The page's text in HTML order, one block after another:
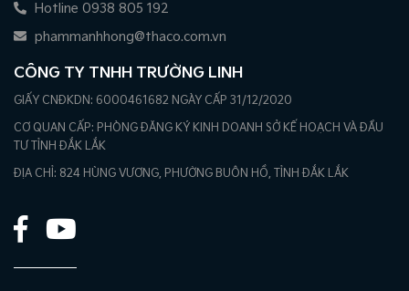
Hotline 0938 805 192
phammanhhong@thaco.com.vn
CÔNG TY TNHH TRƯỜNG LINH
GIẤY CNĐKDN: 6000461682 NGÀY CẤP 31/12/2020
CƠ QUAN CẤP: PHÒNG ĐĂNG KÝ KINH DOANH SỞ KẾ HOẠCH VÀ ĐẦU
TƯ TỈNH ĐẮK LẮK
ĐỊA CHỈ: 824 HÙNG VƯƠNG, PHƯỜNG BUÔN HỒ, TỈNH ĐẮK LẮK